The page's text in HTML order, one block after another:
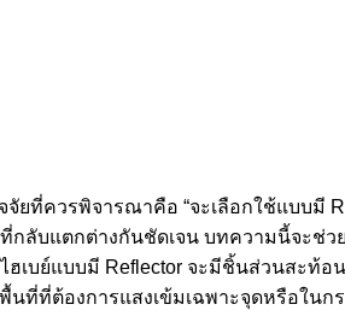
ยที่ควรพิจารณาคือ “จะเลือกใช้แบบมี
กลับแตกต่างกันชัดเจน บทความนี้จะช่
เบย์แบบมี Reflector จะมีชิ้นส่วนสะท้อ
นที่ที่ต้องการแสงเข้มเฉพาะจุดหรือใน